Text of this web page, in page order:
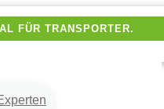
FÜR TRANSPORTER.